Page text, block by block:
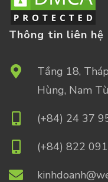
Thông tin liên hệ
Tầng 18,
Hùng, Nam
(+84) 24 37
(+84) 822